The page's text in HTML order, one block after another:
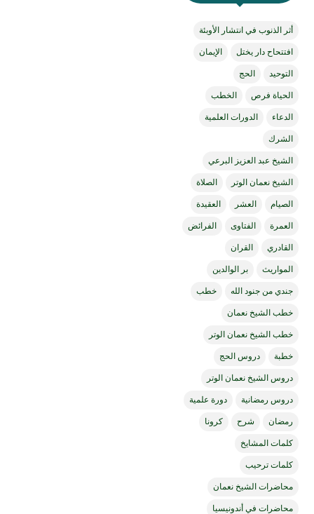
أثر الذنوب في انتشار الأوبئة
افتتحاح دار يختل الإيمان
التوحيد الحج
الحياة فرص الخطب
الدعاء الدورات العلمية
الشرك
الشيخ عبد العزيز البرعي
الشيخ نعمان الوتر الصلاة
الصيام العشر العقيدة
العمرة الفتاوى الفرائض
القادري القران
المواريث بر الوالدين
جندي من جنود الله خطب
خطب الشيخ نعمان
خطب الشيخ نعمان الوتر
خطبة دروس الحج
دروس الشيخ نعمان الوتر
دروس رمضانية دورة علمية
رمضان شرح كرونا
كلمات المشايخ
كلمات ترحيب
محاضرات الشيخ نعمان
محاضرات في أندونيسيا